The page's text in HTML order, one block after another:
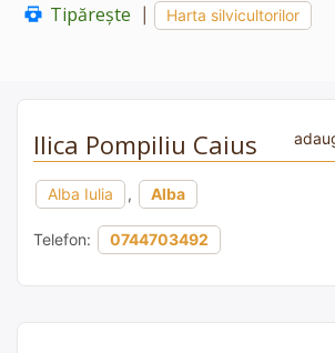
Tipărește Harta silvicultorilor
Ilica Pompiliu Caius
Alba Iulia , Alba
Telefon: 0744703492